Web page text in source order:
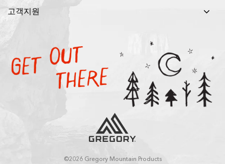
고객지원
©2026 Gregory Mountain Products